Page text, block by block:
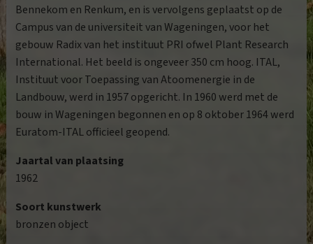
Bennekom en Renkum, en is vervolgens geplaatst op de
Campus van de universiteit van Wageningen, voor het
gebouw Radix van het instituut PRI ofwel Plant Research
International. Het beeld is ongeveer 350 cm hoog. ITAL,
Instituut voor Toepassing van Atoomenergie in de
Landbouw, werd in 1957 opgericht. In 1960 werd met de
bouw in Wageningen begonnen en op 8 oktober 1964 werd
Euratom-ITAL officieel geopend.
Jaartal van plaatsing
1962
Soort kunstwerk
bronzen object